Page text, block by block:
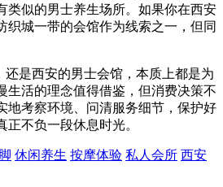
类似的男士养生场所。如果你在西安
织城一带的会馆作为线索之一，但同
还是西安的男士会馆，本质上都是为
生活的理念值得借鉴，但消费决策不
地考察环境、问清服务细节，保护好
不负一段休息时光。
休闲养生 按摩体验 私人会所 西安